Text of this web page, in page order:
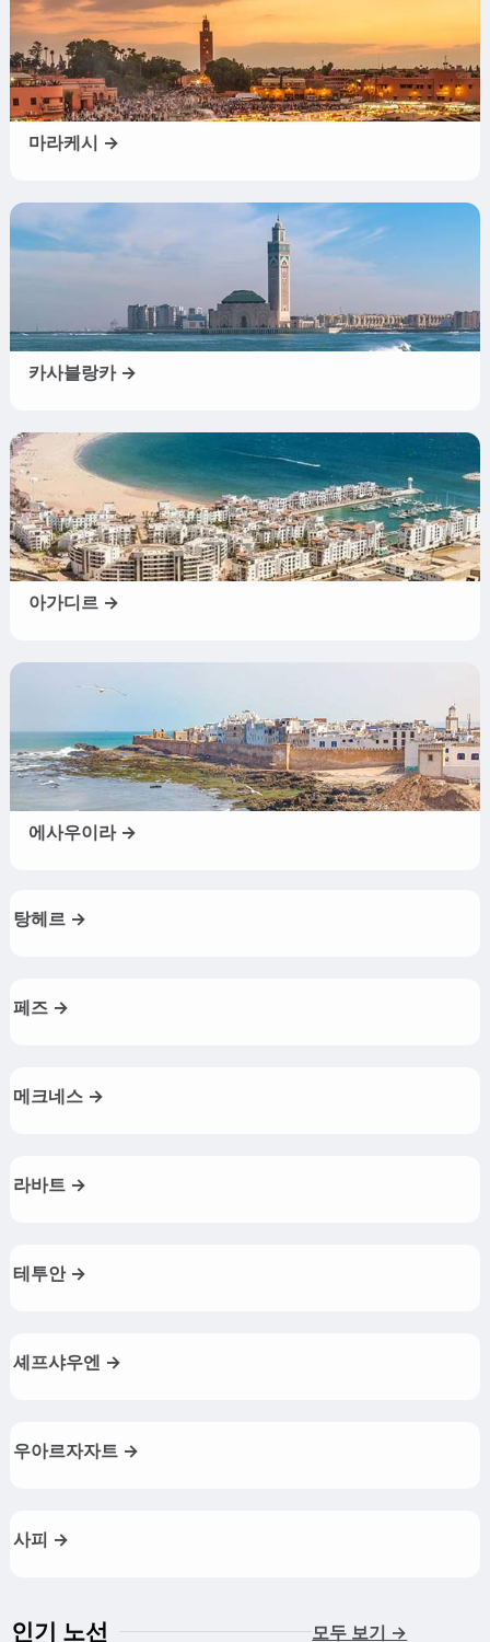
마라케시 →
카사블랑카 →
아가디르 →
에사우이라 →
탕헤르 →
페즈 →
메크네스 →
라바트 →
테투안 →
셰프샤우엔 →
우아르자자트 →
사피 →
인기 노선 모두 보기 →